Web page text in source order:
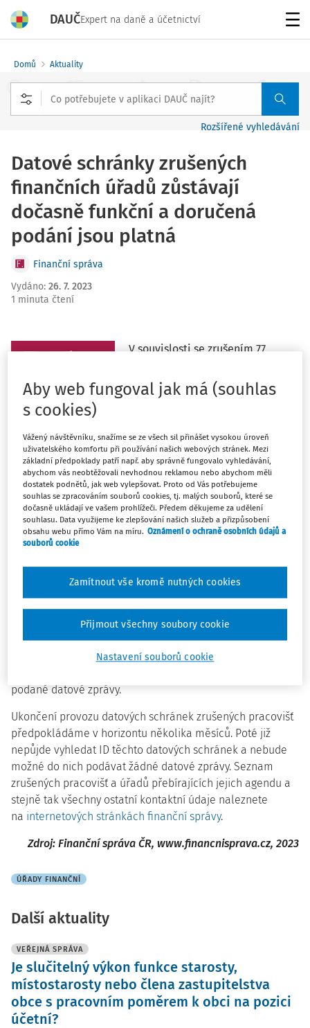
DAUČExpert na daně a účetnictví
Domů Aktuality
Rozšířené vyhledávání
Datové schránky zrušených
finančních úřadů zůstávají
dočasně funkční a doručená
podání jsou platná
Finanční správa
Vydáno: 26. 7. 2023
1 minuta čtení
V souvislosti se zrušením 77
úřadů k 1. červenci 2023
upozorňujeme veřejnost, že je
kontaktní údaje nástupnických
pracovišť. Po přechodnou dobu
jsou však ponechány funkční i
datové schránky zrušených pracovišť.
těchto datových schránek v zákonné lhůtě jsou platná.
Datové zprávy totiž není technicky možné přesměrovat na
nástupnická pracoviště tak, jako e-maily a listovní zásilky.
Pracovníci nástupnických úřadů proto budou po
přechodnou dobu spravovat i datové schránky zrušených
podané datové zprávy.
Ukončení provozu datových schránek zrušených pracovišť
předpokládáme v horizontu několika měsíců. Poté již
nepůjde vyhledat ID těchto datových schránek a nebude
možné do nich podávat žádné datové zprávy. Seznam
zrušených pracovišť a úřadů přebírajících jejich agendu a
stejně tak všechny ostatní kontaktní údaje naleznete
na internetových stránkách finanční správy.
Zdroj: Finanční správa ČR, www.financnisprava.cz, 2023
ÚŘADY FINANČNÍ
Další aktuality
VEŘEJNÁ SPRÁVA
Je slučitelný výkon funkce starosty,
místostarosty nebo člena zastupitelstva
obce s pracovním poměrem k obci na pozici
účetní?
Aby web fungoval jak má (souhlas
s cookies)
Vážený návštěvníku, snažíme se ze všech sil přinášet vysokou úroveň
uživatelského komfortu při používání našich webových stránek. Mezi
základní předpoklady patří např. aby správně fungovalo vyhledávání,
abychom vás neobtěžovali nevhodnou reklamou nebo abychom měli
dostatek podnětů, jak web vylepšovat. Proto od Vás potřebujeme
souhlas se zpracováním souborů cookies, tj. malých souborů, které se
dočasně ukládají ve vašem prohlížeči. Předem děkujeme za udělení
souhlasu. Data využijeme ke zlepšování našich služeb a přizpůsobení
obsahu webu přímo Vám na míru. Oznámení o ochraně osobních údajů a
souborů cookie
Nastavení souborů cookie
Zamítnout vše kromě nutných cookies
Přijmout všechny soubory cookie